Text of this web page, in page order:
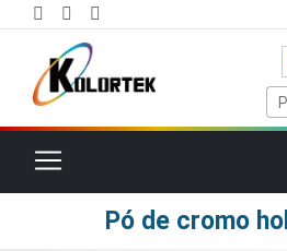
Alternar navegação
Pó de cromo